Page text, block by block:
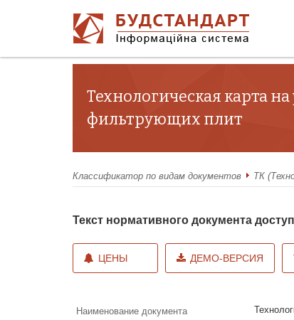
Технологическая карта
фильтрующих плит
Классификатор по видам документов ТК
Текст нормативного документа
ЦЕНЫ ДЕМО-ВЕРСИЯ
Наименование документа